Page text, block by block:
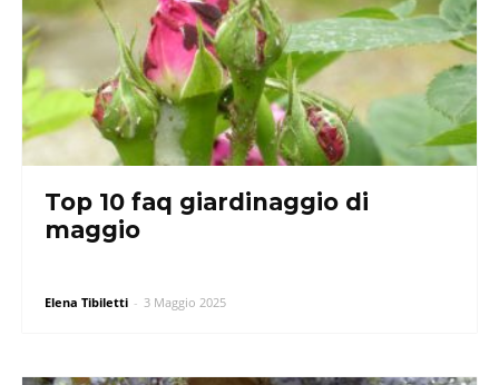
Top 10 faq giardinaggio di
maggio
Elena Tibiletti - 3 Maggio 2025